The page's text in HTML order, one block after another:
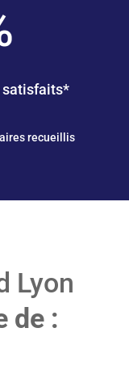
satisfaits*
recueillis
Lyon
de :